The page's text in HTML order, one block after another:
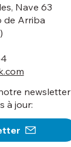
à jour:
Nave 63
de Arriba